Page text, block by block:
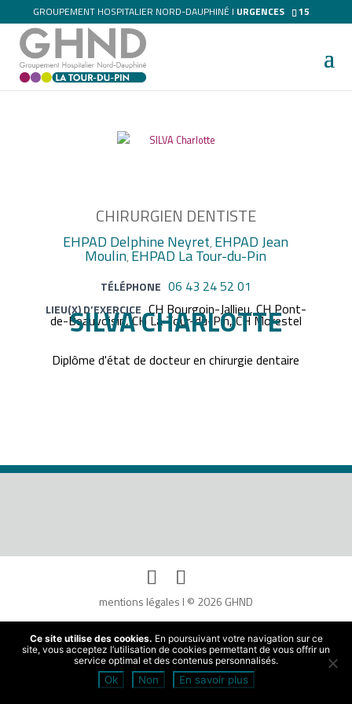
GROUPEMENT HOSPITALIER NORD-DAUPHINÉ I URGENCES 15
SILVA CHARLOTTE
CHIRURGIEN DENTISTE
EHPAD Delphine Neyret, EHPAD Jean
Moulin, EHPAD La Tour-du-Pin
TÉLÉPHONE 06 43 24 52 01
LIEU(X) D’EXERCICE CH Bourgoin-Jallieu, CH Pont-
de-Beauvoisin, CH La Tour-du-Pin, CH Morestel
Diplôme d'état de docteur en chirurgie dentaire
mentions légales I © 2026 GHND
Ce site utilise des cookies. En poursuivant votre navigation sur ce
site, vous acceptez l’utilisation de cookies permettant de vous offrir un
service optimal et des contenus personnalisés.
Ok Non En savoir plus